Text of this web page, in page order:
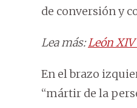
de conversión y
Lea más:León XIV
En el brazo
“mártir de la